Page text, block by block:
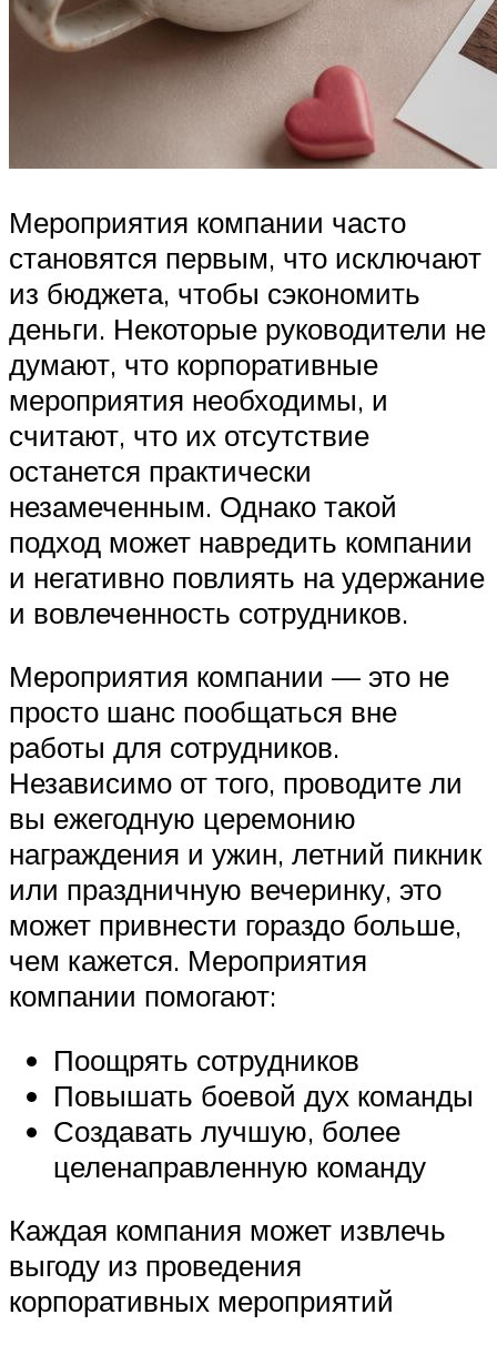
Мероприятия компании часто
становятся первым, что исключают
из бюджета, чтобы сэкономить
деньги. Некоторые руководители не
думают, что корпоративные
мероприятия необходимы, и
считают, что их отсутствие
останется практически
незамеченным. Однако такой
подход может навредить компании
и негативно повлиять на удержание
и вовлеченность сотрудников.
Мероприятия компании — это не
просто шанс пообщаться вне
работы для сотрудников.
Независимо от того, проводите ли
вы ежегодную церемонию
награждения и ужин, летний пикник
или праздничную вечеринку, это
может привнести гораздо больше,
чем кажется. Мероприятия
компании помогают:
Поощрять сотрудников
Повышать боевой дух команды
Создавать лучшую, более
целенаправленную команду
Каждая компания может извлечь
выгоду из проведения
корпоративных мероприятий